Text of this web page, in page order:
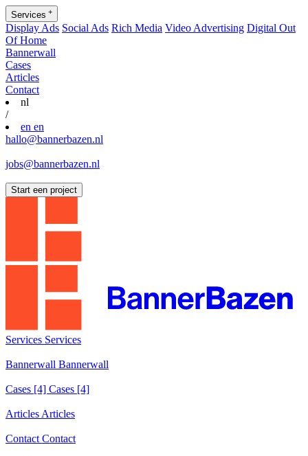
Services +
Display Ads Social Ads Rich Media Video Advertising Digital Out
Of Home
Bannerwall
Cases
Articles
Contact
nl
/
en en
hallo@bannerbazen.nl
jobs@bannerbazen.nl
Start een project
Services Services
Bannerwall Bannerwall
Cases [4] Cases [4]
Articles Articles
Contact Contact